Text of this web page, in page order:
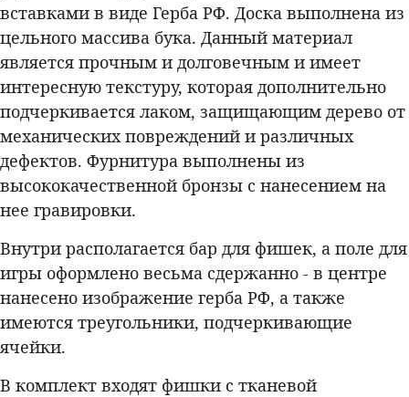
вставками в виде Герба РФ. Доска выполнена из
цельного массива бука. Данный материал
является прочным и долговечным и имеет
интересную текстуру, которая дополнительно
подчеркивается лаком, защищающим дерево от
механических повреждений и различных
дефектов. Фурнитура выполнены из
высококачественной бронзы с нанесением на
нее гравировки.
Внутри располагается бар для фишек, а поле для
игры оформлено весьма сдержанно - в центре
нанесено изображение герба РФ, а также
имеются треугольники, подчеркивающие
ячейки.
В комплект входят фишки с тканевой